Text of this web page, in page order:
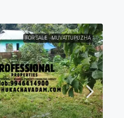
FOR SALE MUVATTUPUZHA